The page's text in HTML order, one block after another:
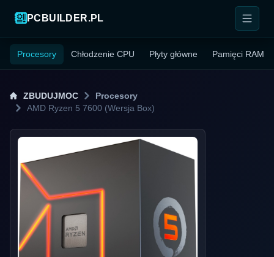
PCBUILDER.PL
Procesory Chłodzenie CPU Płyty główne Pamięci RAM
ZBUDUJMOC
Procesory
AMD Ryzen 5 7600 (Wersja Box)